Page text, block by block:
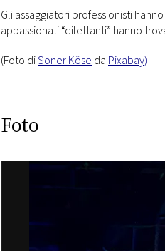
Gli assaggiatori professionisti
appassionati “dilettanti” hanno
(Foto diSoner Köse da Pixabay)
Foto